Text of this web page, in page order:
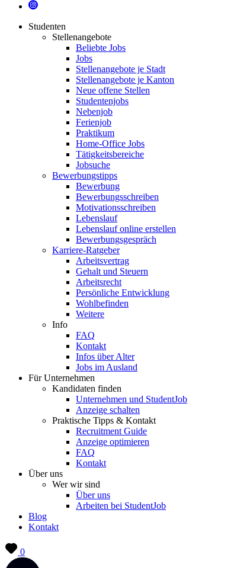
Studenten
Stellenangebote
Beliebte Jobs
Jobs
Stellenangebote je Stadt
Stellenangebote je Kanton
Neue offene Stellen
Studentenjobs
Nebenjob
Ferienjob
Praktikum
Home-Office Jobs
Tätigkeitsbereiche
Jobsuche
Bewerbungstipps
Bewerbung
Bewerbungsschreiben
Motivationsschreiben
Lebenslauf
Lebenslauf online erstellen
Bewerbungsgespräch
Karriere-Ratgeber
Arbeitsvertrag
Gehalt und Steuern
Arbeitsrecht
Persönliche Entwicklung
Wohlbefinden
Weitere
Info
FAQ
Kontakt
Infos über Alter
Jobs im Ausland
Für Unternehmen
Kandidaten finden
Unternehmen und StudentJob
Anzeige schalten
Praktische Tipps & Kontakt
Recruitment Guide
Anzeige optimieren
FAQ
Kontakt
Über uns
Wer wir sind
Über uns
Arbeiten bei StudentJob
Blog
Kontakt
0